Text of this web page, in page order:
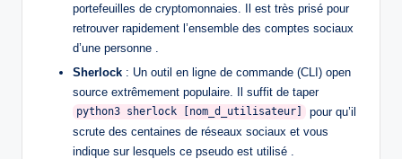
portefeuilles de cryptomonnaies. Il est très prisé pour
retrouver rapidement l’ensemble des comptes sociaux
d’une personne .
Sherlock : Un outil en ligne de commande (CLI) open
source extrêmement populaire. Il suffit de taper
python3 sherlock [nom_d_utilisateur]
pour qu’il
scrute des centaines de réseaux sociaux et vous
indique sur lesquels ce pseudo est utilisé .